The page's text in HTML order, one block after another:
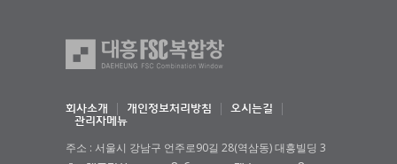
회사소개 개인정보처리방침
오시는길
관리자메뉴
주소 : 서울시 강남구 언주로90길 28(역삼동) 대흥빌딩 3